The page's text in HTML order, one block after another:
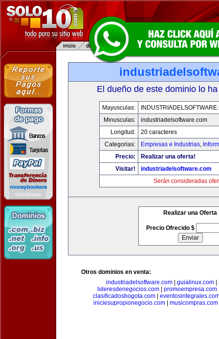
El dueño de este dominio lo
Mayusculas:
Minusculas:
industriadelsoftware.com
Longitud:
20 caracteres
Categorias:
Empresas e Industrias,
Precio:
Realizar una oferta!
Visitar!
industriadelsoftware.com
Serán consideradas
Realizar una Oferta
Precio Ofrecido $
Otros dominios en venta:
industriadelsoftware.com| guialinux.com|
lideresdenegocios.com
promoempresa.com
clasificadosbogota.com
iniciesupropionegocio.com
musicompras.com